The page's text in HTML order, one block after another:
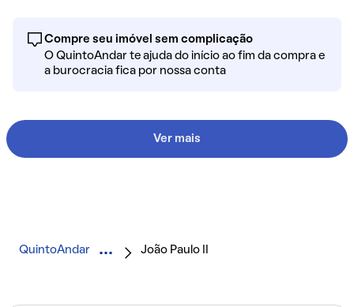
Compre seu imóvel sem complicação
O QuintoAndar te ajuda do início ao fim da compra e
a burocracia fica por nossa conta
Ver mais
QuintoAndar João Paulo II